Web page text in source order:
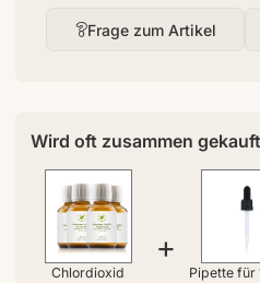
Frage zum Artikel
Wird oft zusammen gekauft
Chlordioxid
+
Pipette für